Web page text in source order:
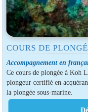
COURS DE
Accompagnement en
Ce cours de plongée à Koh
plongeur certifié en
la plongée sous-marine.